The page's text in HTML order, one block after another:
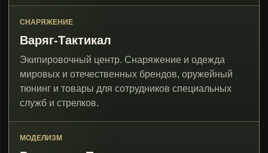
СНАРЯЖЕНИЕ
Варяг-Тактикал
Экипировочный центр. Снаряжение и одежда
мировых и отечественных брендов, оружейный
тюнинг и товары для сотрудников специальных
служб и стрелков.
МОДЕЛИЗМ